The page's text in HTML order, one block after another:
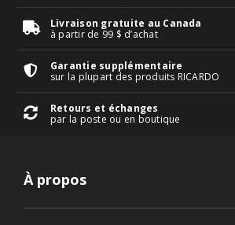
Livraison gratuite au Canada
à partir de 99 $ d’achat
Garantie supplémentaire
sur la plupart des produits RICARDO
Retours et échanges
par la poste ou en boutique
À propos